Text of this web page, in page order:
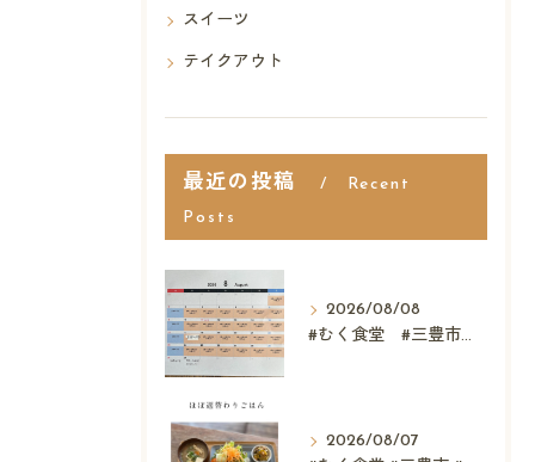
スイーツ
テイクアウト
最近の投稿 Recent
Posts
2026/08/08
#むく食堂 #三豊市 #レストラン #ランチ #スウィーツ
2026/08/07